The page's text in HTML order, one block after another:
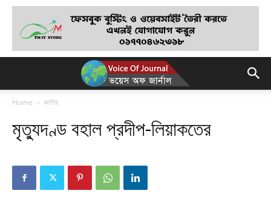
Home জাতীয়
মৃত্যুদণ্ড বহাল প্রদীপ-লিয়াকতের